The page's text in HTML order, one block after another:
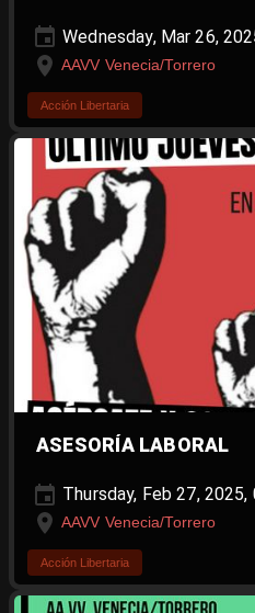
Wednesday, Mar 26,
AAVV Venecia/Torrero
Acción Libertaria
ASESORÍA LABORAL
Thursday, Feb 27,
AAVV Venecia/Torrero
Acción Libertaria